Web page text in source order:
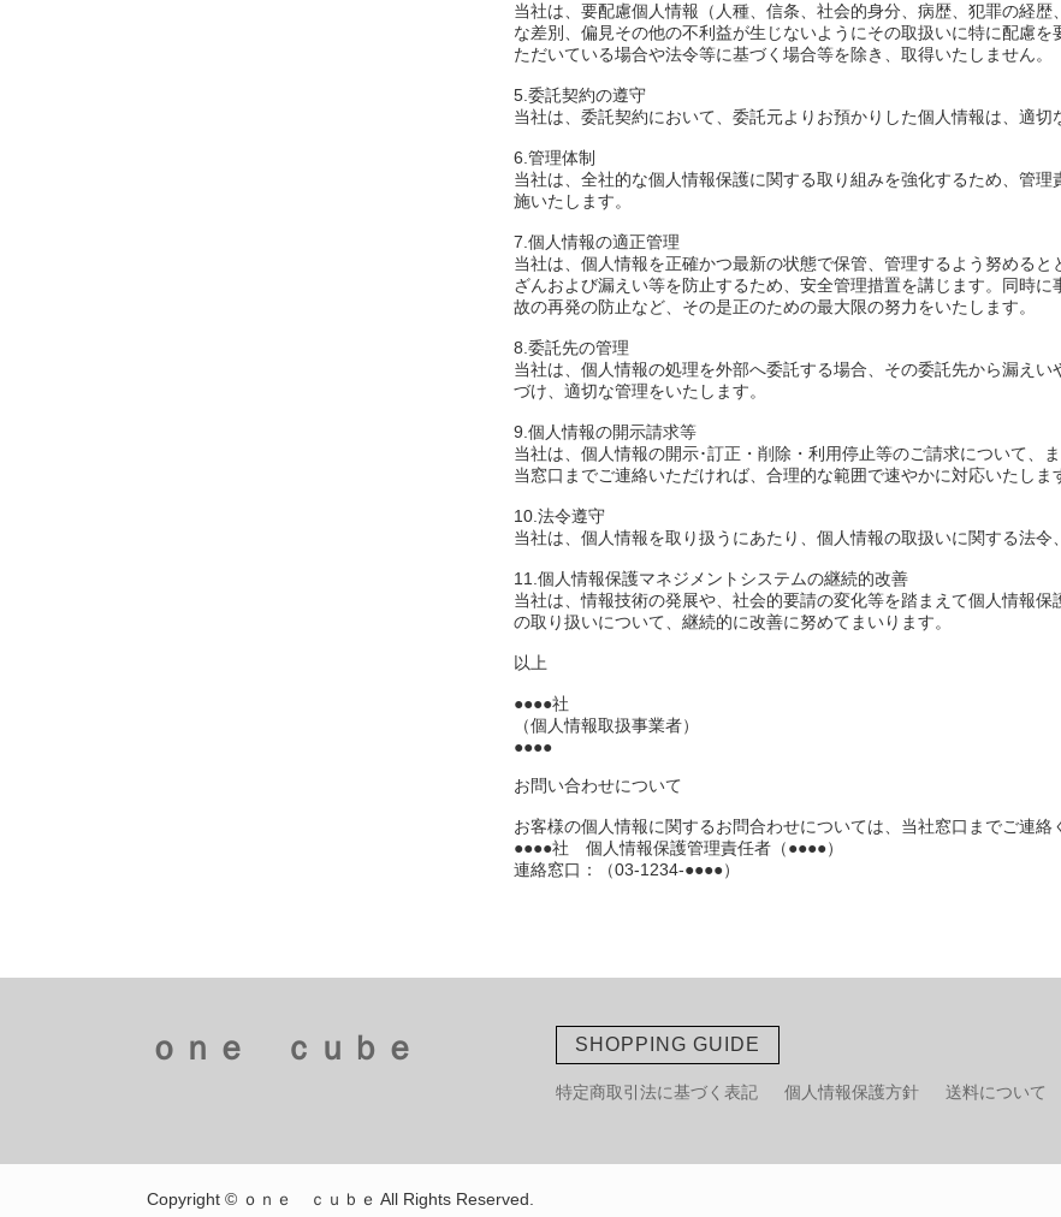
当社は、要配慮個人情報（人種、信条、社会的身分、病歴、犯罪の経
な差別、偏見その他の不利益が生じないようにその取扱いに特に配慮
ただいている場合や法令等に基づく場合等を除き、取得いたしません。
5.委託契約の遵守
当社は、委託契約において、委託元よりお預かりした個人情報は、適切
6.管理体制
当社は、全社的な個人情報保護に関する取り組みを強化するため、管
施いたします。
7.個人情報の適正管理
当社は、個人情報を正確かつ最新の状態で保管、管理するよう努める
ざんおよび漏えい等を防止するため、安全管理措置を講じます。同時
故の再発の防止など、その是正のための最大限の努力をいたします。
8.委託先の管理
当社は、個人情報の処理を外部へ委託する場合、その委託先から漏え
づけ、適切な管理をいたします。
9.個人情報の開示請求等
当社は、個人情報の開示･訂正・削除・利用停止等のご請求について、
当窓口までご連絡いただければ、合理的な範囲で速やかに対応いたしま
10.法令遵守
当社は、個人情報を取り扱うにあたり、個人情報の取扱いに関する法令
11.個人情報保護マネジメントシステムの継続的改善
当社は、情報技術の発展や、社会的要請の変化等を踏まえて個人情報
の取り扱いについて、継続的に改善に努めてまいります。
以上
●●●●社
（個人情報取扱事業者）
●●●●
お問い合わせについて
お客様の個人情報に関するお問合わせについては、当社窓口までご連絡
●●●●社 個人情報保護管理責任者（●●●●）
連絡窓口：（03-1234-●●●●）
SHOPPING GUIDE
特定商取引法に基づく表記 個人情報保護方針 送料について
ｏｎｅ ｃｕｂｅ
Copyright © ｏｎｅ ｃｕｂｅ All Rights Reserved.